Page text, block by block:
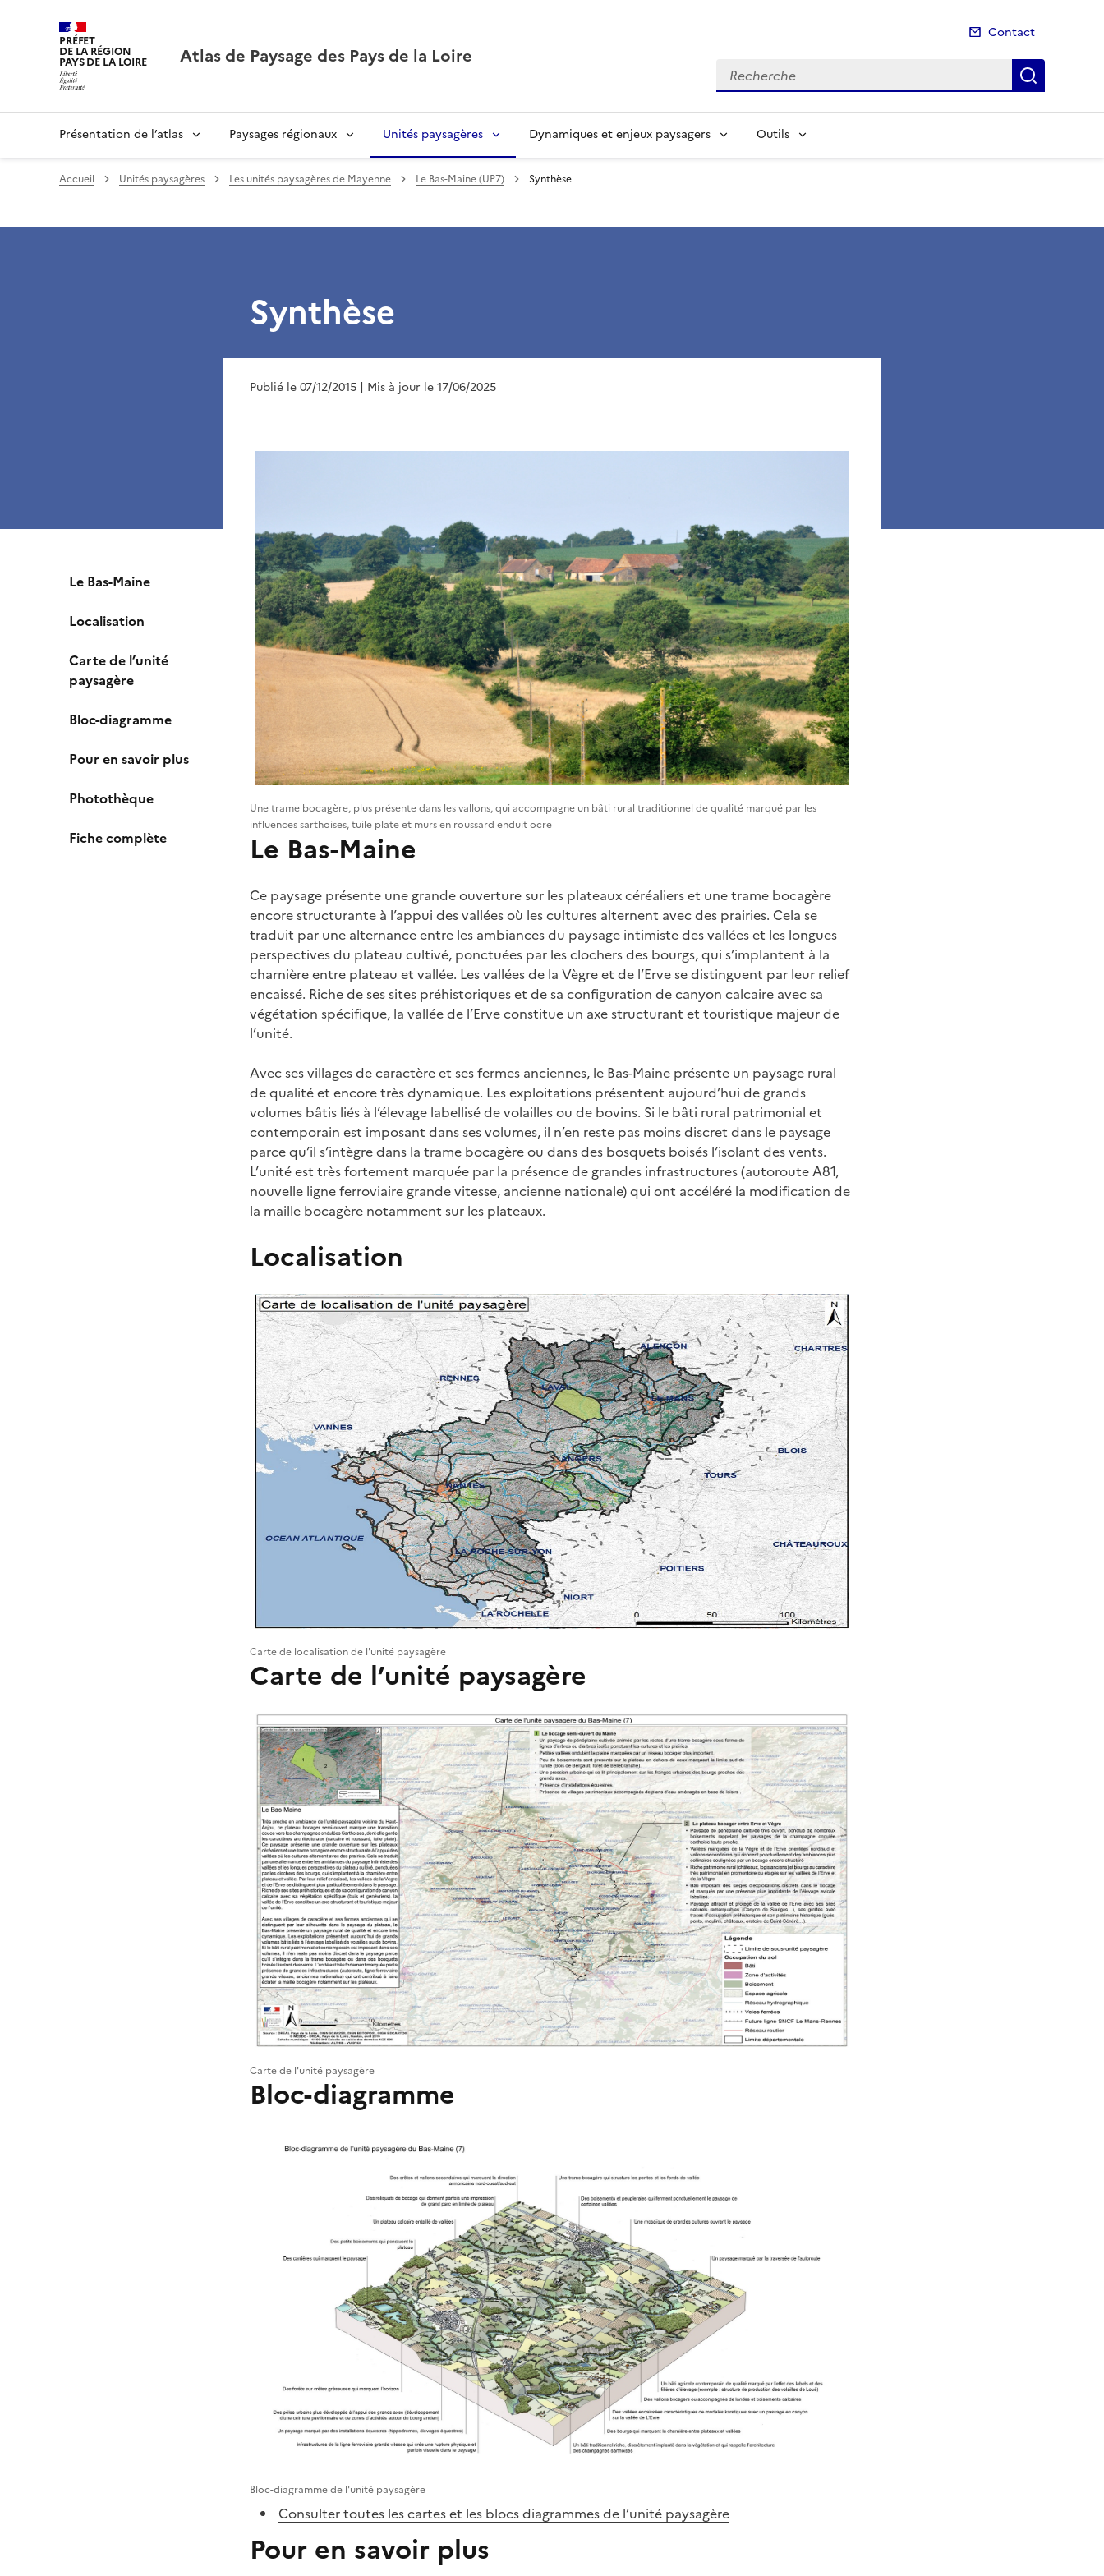
PRÉFET
DE LA RÉGION
PAYS DE LA LOIRE Atlas de Paysage des Pays de la Loire
Contact
Recherche
Présentation de l’atlas Paysages régionaux Unités paysagères Dynamiques et enjeux paysagers Outils
Accueil Unités paysagères Les unités paysagères de Mayenne Le Bas-Maine (UP7) Synthèse
Le Bas-Maine
Localisation
Carte de l’unité
paysagère
Bloc-diagramme
Pour en savoir plus
Photothèque
Fiche complète
Synthèse
Publié le 07/12/2015 | Mis à jour le 17/06/2025
Une trame bocagère, plus présente dans les vallons, qui accompagne un bâti rural traditionnel de qualité marqué par les
influences sarthoises, tuile plate et murs en roussard enduit ocre
Le Bas-Maine
Ce paysage présente une grande ouverture sur les plateaux céréaliers et une trame bocagère
encore structurante à l’appui des vallées où les cultures alternent avec des prairies. Cela se
traduit par une alternance entre les ambiances du paysage intimiste des vallées et les longues
perspectives du plateau cultivé, ponctuées par les clochers des bourgs, qui s’implantent à la
charnière entre plateau et vallée. Les vallées de la Vègre et de l’Erve se distinguent par leur relief
encaissé. Riche de ses sites préhistoriques et de sa configuration de canyon calcaire avec sa
végétation spécifique, la vallée de l’Erve constitue un axe structurant et touristique majeur de
l’unité.
Avec ses villages de caractère et ses fermes anciennes, le Bas-Maine présente un paysage rural
de qualité et encore très dynamique. Les exploitations présentent aujourd’hui de grands
volumes bâtis liés à l’élevage labellisé de volailles ou de bovins. Si le bâti rural patrimonial et
contemporain est imposant dans ses volumes, il n’en reste pas moins discret dans le paysage
parce qu’il s’intègre dans la trame bocagère ou dans des bosquets boisés l’isolant des vents.
L’unité est très fortement marquée par la présence de grandes infrastructures (autoroute A81,
nouvelle ligne ferroviaire grande vitesse, ancienne nationale) qui ont accéléré la modification de
la maille bocagère notamment sur les plateaux.
Localisation
Carte de localisation de l'unité paysagère
Carte de l’unité paysagère
Carte de l'unité paysagère
Bloc-diagramme
Bloc-diagramme de l'unité paysagère
Consulter toutes les cartes et les blocs diagrammes de l’unité paysagère
Pour en savoir plus